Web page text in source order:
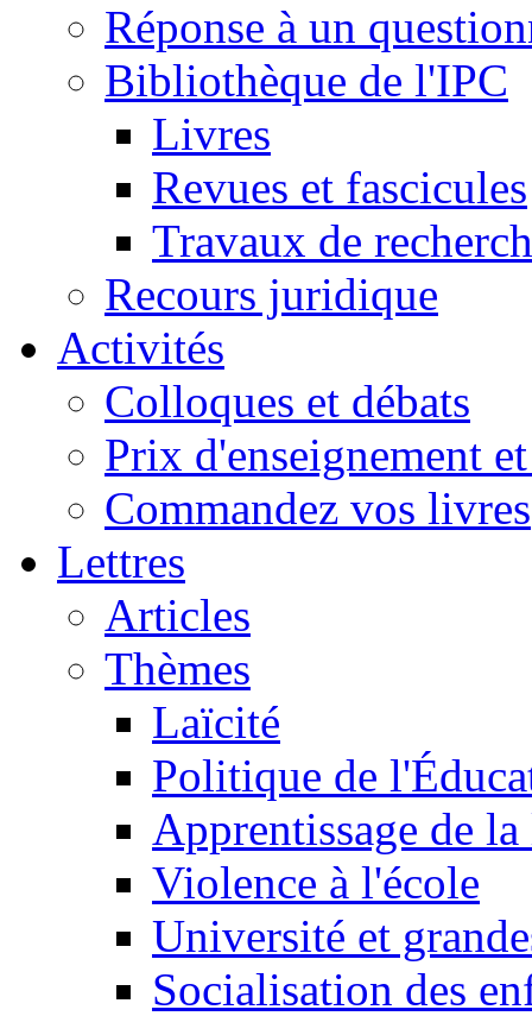
Réponse à un
Bibliothèque de l'IPC
Livres
Revues et fascicules
Travaux de
Recours juridique
Activités
Colloques et débats
Prix d'enseignement
Commandez vos livres
Lettres
Articles
Thèmes
Laïcité
Politique de
Apprentissage de
Violence à l'école
Université et
Socialisation des